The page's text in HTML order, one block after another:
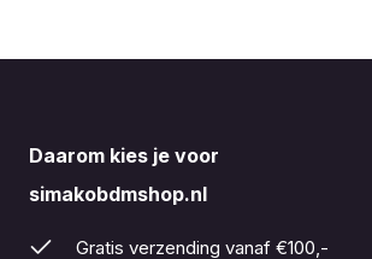
Daarom kies je voor
simakobdmshop.nl
Gratis verzending vanaf €100,-